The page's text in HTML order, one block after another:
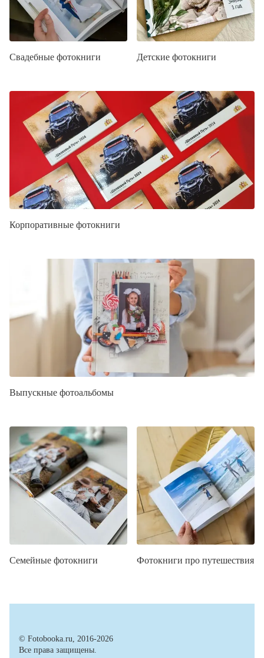
Свадебные фотокниги Детские фотокниги
Корпоративные фотокниги
Выпускные фотоальбомы
Семейные фотокниги Фотокниги про путешествия
© Fotobooka.ru, 2016-2026
Все права защищены.